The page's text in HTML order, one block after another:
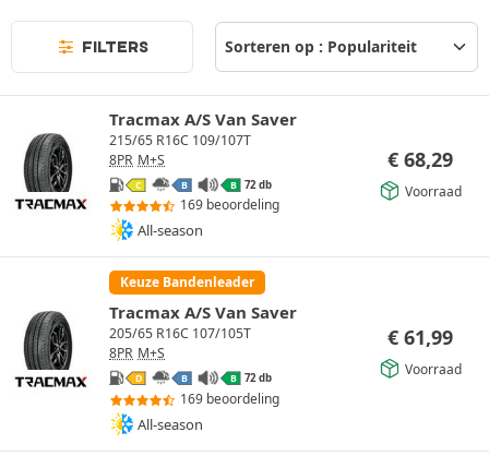
FILTERS
Tracmax A/S Van Saver
215/65 R16C 109/107T
8PR M+S
C B B 72 db
169 beoordeling
All-season
€ 68,29
Voorraad
Keuze Bandenleader
Tracmax A/S Van Saver
205/65 R16C 107/105T
8PR M+S
D B B 72 db
169 beoordeling
All-season
€ 61,99
Voorraad